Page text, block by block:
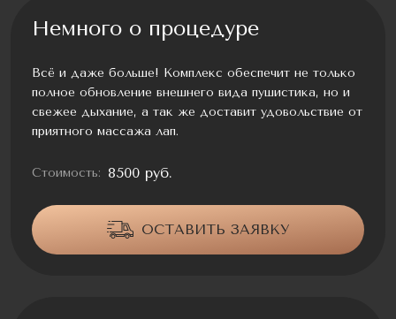
Немного о процедуре
Всё и даже больше! Комплекс обеспечит не только
полное обновление внешнего вида пушистика, но и
свежее дыхание, а так же доставит удовольствие от
приятного массажа лап.
Стоимость: 8500 руб.
ОСТАВИТЬ ЗАЯВКУ